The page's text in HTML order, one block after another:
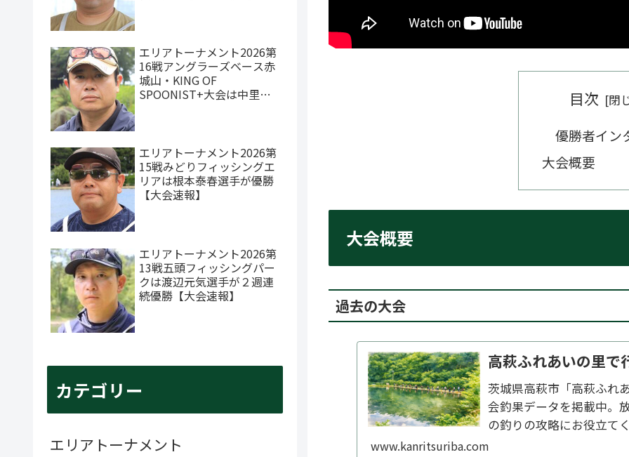
目次
優勝者イン
大会概要
大会概要
過去の大会
高萩ふれあいの里で
茨城県高萩市「高萩ふれ
会釣果データを掲載中。
の釣りの攻略にお役立て
www.kanritsuriba.com
エリアトーナメント2026第
16戦アングラーズベース赤
城山・KING OF
SPOONIST+大会は中里元
エリアトーナメント2026第
15戦みどりフィッシングエ
リアは根本泰春選手が優勝
【大会速報】
エリアトーナメント2026第
13戦五頭フィッシングパー
クは渡辺元気選手が２週連
続優勝【大会速報】
カテゴリー
エリアトーナメント